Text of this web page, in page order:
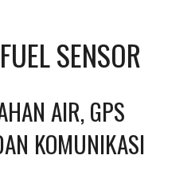
SENSOR
AIR, GPS
KOMUNIKASI